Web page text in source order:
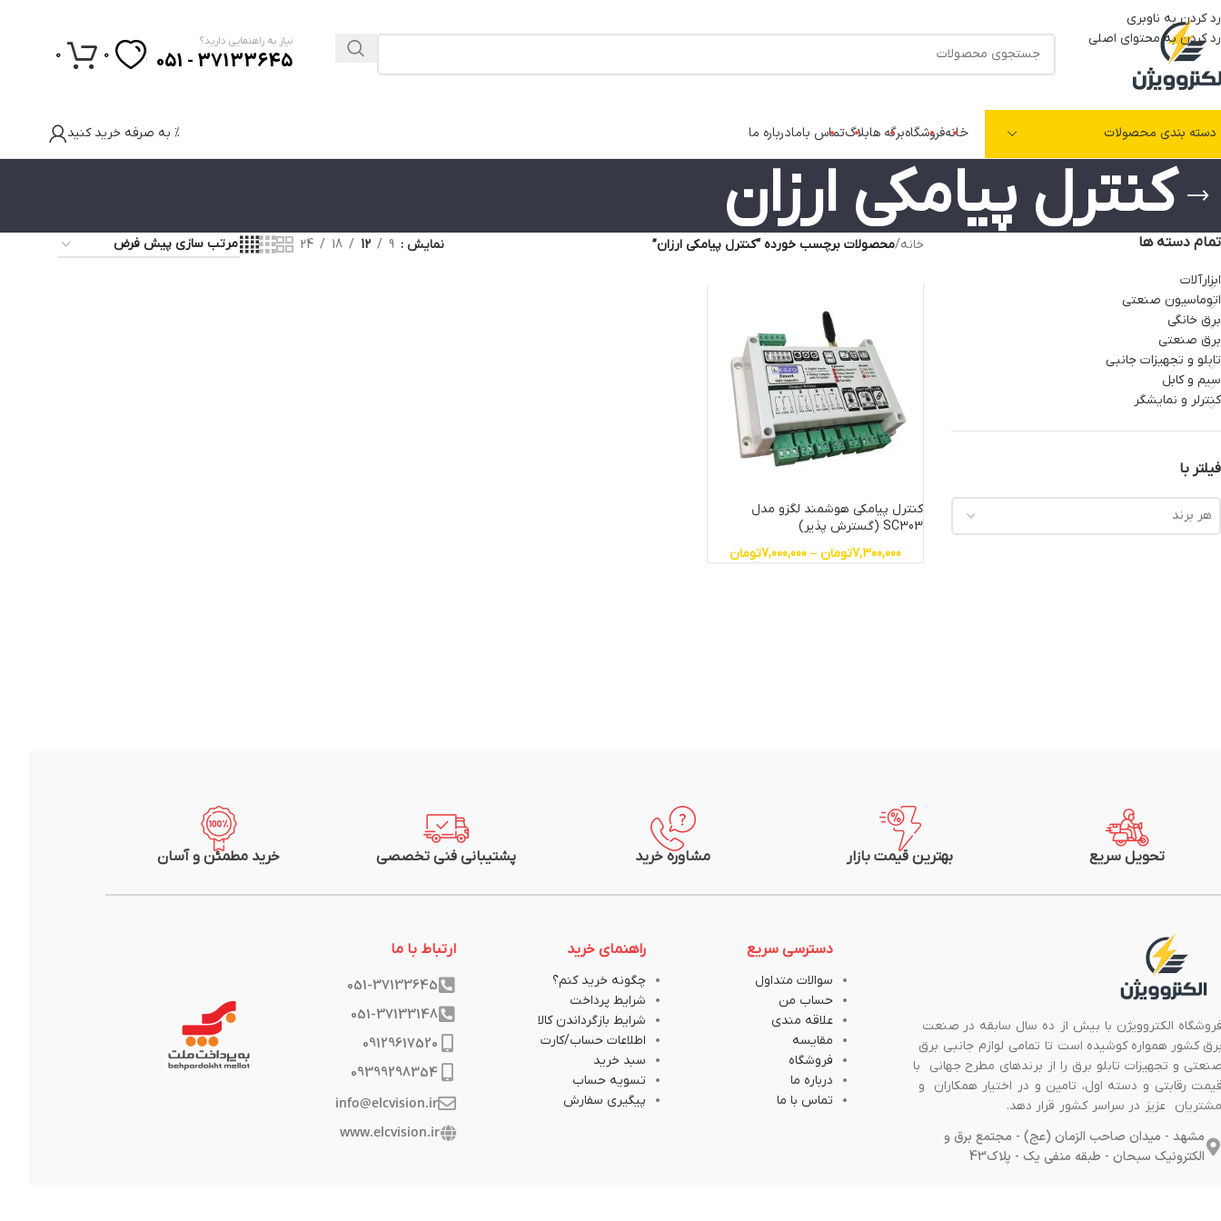
رد کردن به ناوبری
رد کردن به محتوای اصلی
نیاز به راهنمایی دارید؟
37133645 - 051
0
0
دسته بندی محصولات خانهفروشگاهبرگه هابلاگتماس بامادرباره ما % به صرفه خرید کنید
کنترل پیامکی ارزان
تمام دسته ها
ابزارآلات
اتوماسیون صنعتی
برق خانگی
برق صنعتی
تابلو و تجهیزات جانبی
سیم و کابل
کنترلر و نمایشگر
فیلتر با
هر برند
خانه/محصولات برچسب خورده “کنترل پیامکی ارزان” نمایش 9
12
18
24
کنترل پیامکی هوشمند لگزو مدل
SC303 (گسترش پذیر)
7,300,000تومان –
7,000,000تومان
تحویل سریع بهترین قیمت بازار مشاوره خرید پشتیبانی فنی تخصصی خرید مطمئن و آسان
الکتروویژن با بیش از ده سال سابقه در صنعت
کشور همواره کوشیده است تا تمامی لوازم جانبی برق
و تجهیزات تابلو برق را از برندهای مطرح جهانی با
رقابتی و دسته اول، تامین و در اختیار همکاران و
عزیز در سراسر کشور قرار دهد.
مشهد - میدان صاحب الزمان (عج) - مجتمع برق و
الکترونیک سبحان - طبقه منفی یک - پلاک43
دسترسی سریع
سوالات متداول
حساب من
علاقه مندی
مقایسه
فروشگاه
درباره ما
تماس با ما
راهنمای خرید
چگونه خرید کنم؟
شرایط پرداخت
شرایط بازگرداندن کالا
اطلاعات حساب/کارت
سبد خرید
تسویه حساب
پیگیری سفارش
ارتباط با ما
051-37133645
051-37133148
09129617520
09399298354
info@elcvision.ir
www.elcvision.ir